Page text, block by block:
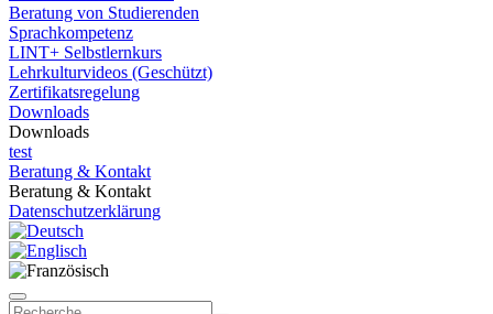
Beratung von Studierenden
Sprachkompetenz
LINT+ Selbstlernkurs
Lehrkulturvideos (Geschützt)
Zertifikatsregelung
Downloads
Downloads
test
Beratung & Kontakt
Beratung & Kontakt
Datenschutzerklärung